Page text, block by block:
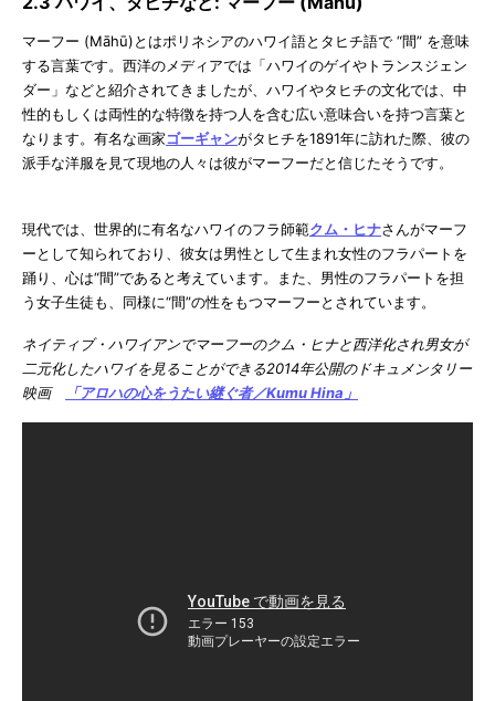
マーフー (Māhū)とはポリネシアのハワイ語とタヒチ語で “間” を意味
する言葉です。西洋のメディアでは「ハワイのゲイやトランスジェン
ダー」などと紹介されてきましたが、ハワイやタヒチの文化では、中
性的もしくは両性的な特徴を持つ人を含む広い意味合いを持つ言葉と
なります。有名な画家ゴーギャンがタヒチを1891年に訪れた際、彼の
派手な洋服を見て現地の人々は彼がマーフーだと信じたそうです。
現代では、世界的に有名なハワイのフラ師範クム・ヒナさんがマーフ
ーとして知られており、彼女は男性として生まれ女性のフラパートを
踊り、心は“間”であると考えています。また、男性のフラパートを担
う女子生徒も、同様に“間”の性をもつマーフーとされています。
ネイティブ・ハワイアンでマーフーのクム・ヒナと西洋化され男女が
二元化したハワイを見ることができる2014年公開のドキュメンタリー
映画
「アロハの心をうたい継ぐ者／Kumu Hina」